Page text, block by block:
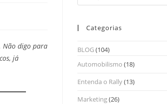
Não digo para
já
Categorias
BLOG(104)
Automobilismo (18)
Entenda o Rally(13)
Marketing(26)